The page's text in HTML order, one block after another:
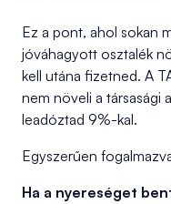
Ez a pont, ahol sokan
jóváhagyott osztalék
kell utána fizetned. A
nem növeli a társasági
leadóztad 9%-kal.
Egyszerűen
Ha a nyereséget